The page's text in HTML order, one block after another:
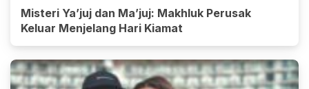
Misteri Ya’juj dan Ma’juj: Makhluk Perusak
Keluar Menjelang Hari Kiamat